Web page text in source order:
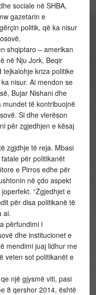
sociale në SHBA,
gazetarin e
politik, që ka nisur
shqiptaro – amerikan
në Nju Jork, Beqir
kriza politike
nisur. Ai mendon se
Bujar Nishani dhe
mundet të kontribuojnë
Si dhe vlerëson
për zgjedhjen e kësaj
zgjdhje të reja. Mbasi
për politikanët
e Pirros edhe për
në çdo aspekt
“Zgjedhjet e
për disa politikanë të
ai.
përfundimi i
dhe institucionet e
mendimi juaj lidhur me
veten sot politikanët e
një gjysmë viti, pasi
8 qershor 2014, është